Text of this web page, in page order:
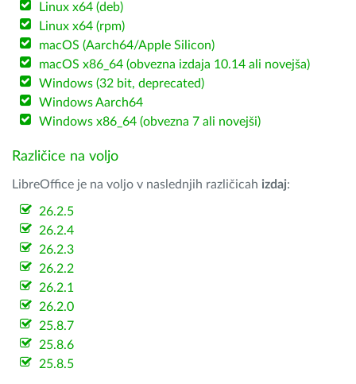
Linux x64 (deb)
Linux x64 (rpm)
macOS (Aarch64/Apple Silicon)
macOS x86_64 (obvezna izdaja 10.14 ali novejša)
Windows (32 bit, deprecated)
Windows Aarch64
Windows x86_64 (obvezna 7 ali novejši)
Različice na voljo
LibreOffice je na voljo v naslednjih različicah izdaj:
26.2.5
26.2.4
26.2.3
26.2.2
26.2.1
26.2.0
25.8.7
25.8.6
25.8.5